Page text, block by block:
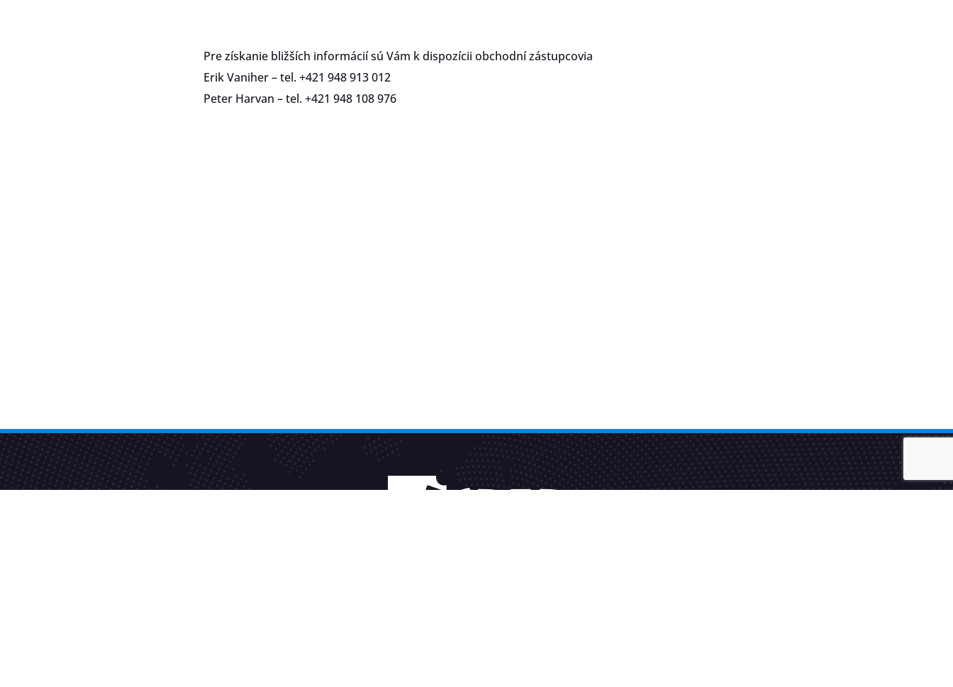
Pre získanie bližších informácií sú Vám k dispozícii obchodní zástupcovia
Erik Vaniher – tel. +421 948 913 012
Peter Harvan – tel. +421 948 108 976